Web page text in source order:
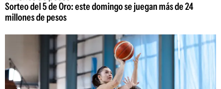
Sorteo del 5 de Oro: este domingo se juegan más de 24
millones de pesos